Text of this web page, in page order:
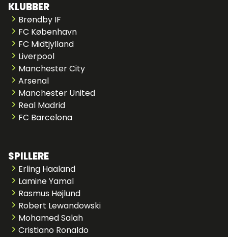
KLUBBER
Brøndby IF
FC København
FC Midtjylland
Liverpool
Manchester City
Arsenal
Manchester United
Real Madrid
FC Barcelona
SPILLERE
Erling Haaland
Lamine Yamal
Rasmus Højlund
Robert Lewandowski
Mohamed Salah
Cristiano Ronaldo